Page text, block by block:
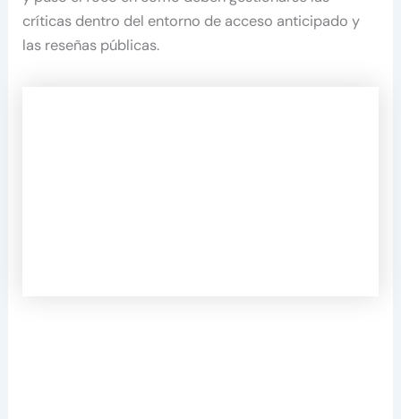
críticas dentro del entorno de acceso anticipado y
las reseñas públicas.